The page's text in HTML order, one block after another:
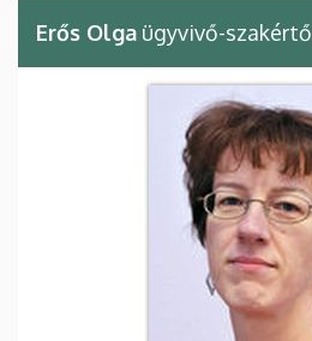
Erős Olga ügyvivő-szakértő